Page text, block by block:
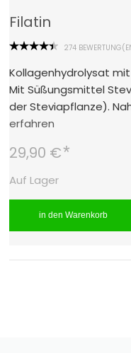
Filatin
274
Kollagenhydrolysat
Mit Süßungsmittel
der Steviapflanze).
erfahren
29,90 €*
Auf Lager
in den Warenkorb